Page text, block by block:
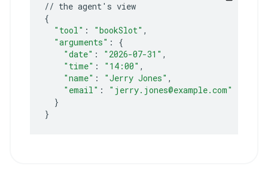
// the agent' s
{
"tool" : "bookSlot"
"arguments" :
{
"date" : "2026-07-31"
"time" : "14:00"
"name" : "Jerry Jones"
"email" :
"jerry.jones@example.com"
}
}